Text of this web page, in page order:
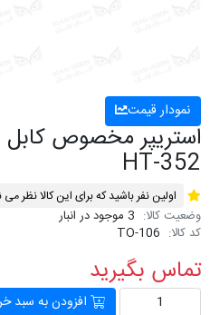
نمودار قیمت
استریپر مخصوص کابل
HT-352
اولین نفر باشید که برای این کالا نظر
وضعیت کالا: 3 موجود در انبار
کد کالا: TO-106
تماس بگیرید
افزودن به سبد